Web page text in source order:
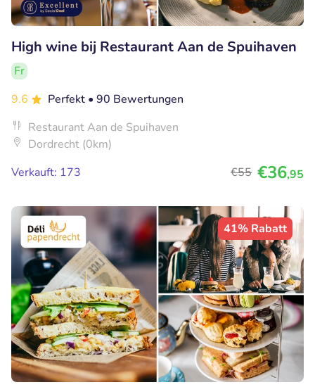
High wine bij Restaurant Aan de Spuihaven
Fr
9.6
Perfekt • 90 Bewertungen
Restaurant Aan de Spuihaven
Dordrecht (0km)
Verkauft: 173
€55 €36,95
41% Rabatt